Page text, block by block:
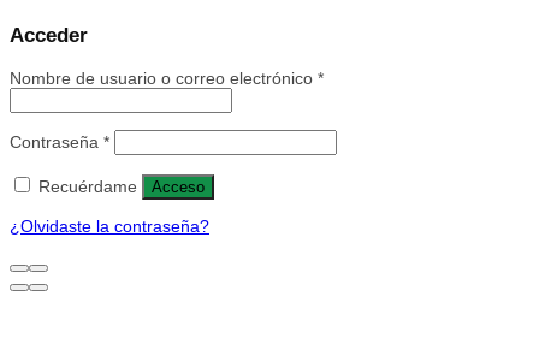
Acceder
Nombre de usuario o correo electrónico *
Contraseña *
Recuérdame Acceso
¿Olvidaste la contraseña?